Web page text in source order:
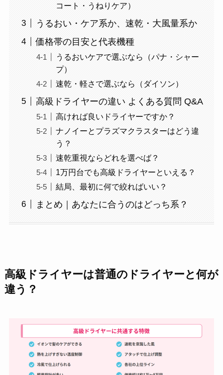
コート・うねりケア）
うるおい・ケア系か、速乾・大風量系か
価格帯の目安と代表機種
うるおいケアで選ぶなら（パナ・シャー
プ）
速乾・軽さで選ぶなら（ダイソン）
高級ドライヤーの違い よくある質問 Q&A
高ければ良いドライヤーですか？
ナノイーとプラズマクラスターはどう違
う？
速乾重視ならどれを選べば？
1万円台でも高級ドライヤーといえる？
結局、最初に何で絞ればいい？
まとめ｜あなたに合うのはどっち系？
高級ドライヤーは普通のドライヤーと何が
違う？